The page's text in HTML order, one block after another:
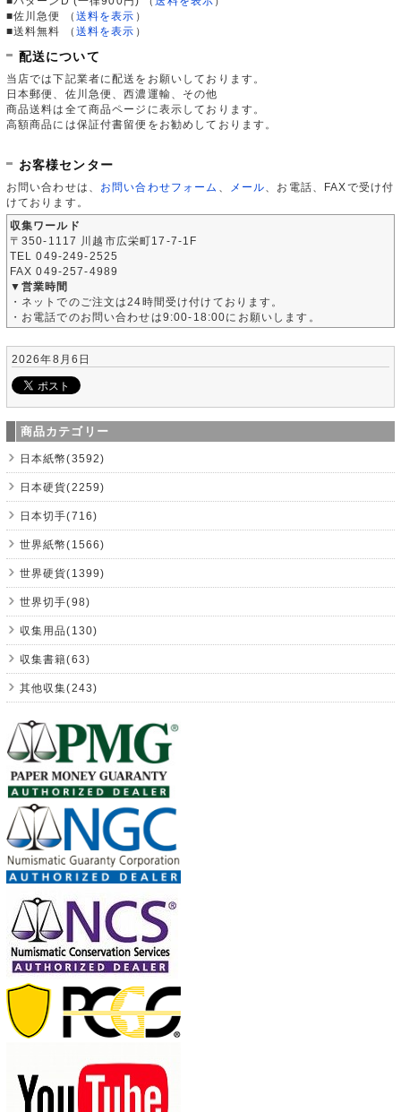
■佐川急便
（ 送料を表示 ）
■送料無料
（ 送料を表示 ）
配送について
当店では下記業者に配送をお願いしております。
日本郵便、佐川急便、西濃運輸、その他
商品送料は全て商品ページに表示しております。
高額商品には保証付書留便をお勧めしております。
お客様センター
お問い合わせは、 お問い合わせフォーム メール 、お電話、FAXで受け付
けております。
収集ワールド
〒350-1117 川越市広栄町17-7-1F
TEL 049-249-2525
FAX 049-257-4989
▼営業時間
・ネットでのご注文は24時間受け付けております。
・お電話でのお問い合わせは9:00-18:00にお願いします。
2026年8月6日
商品カテゴリー
日本紙幣(3592)
日本硬貨(2259)
日本切手(716)
世界紙幣(1566)
世界硬貨(1399)
世界切手(98)
収集用品(130)
収集書籍(63)
其他収集(243)